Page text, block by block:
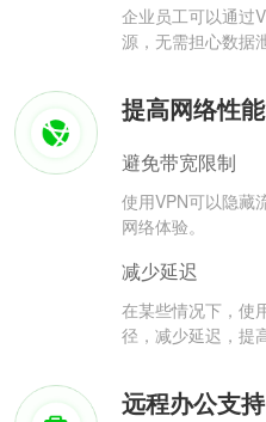
企业员工可以通过
源，无需担心数据
提高网络性能
避免带宽限制
使用VPN可以隐藏
网络体验。
减少延迟
在某些情况下，使
径，减少延迟，提
远程办公支持